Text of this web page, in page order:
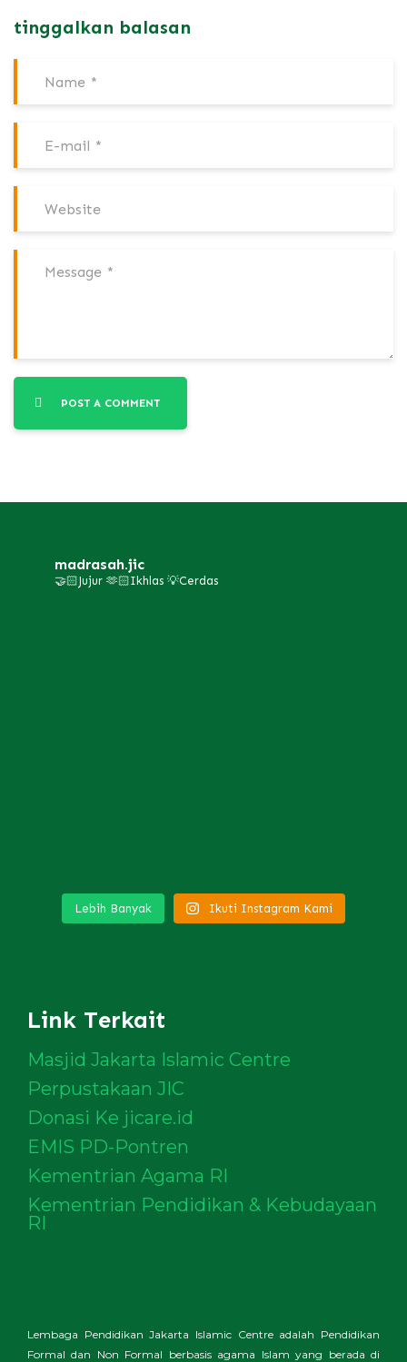
tinggalkan balasan
POST A COMMENT
madrasah.jic
🤝🏻Jujur 🫶🏻Ikhlas 💡Cerdas
Lebih Banyak Ikuti Instagram Kami
Lembaga Pendidikan Jakarta Islamic Centre adalah Pendidikan
Formal dan Non Formal berbasis agama Islam yang berada di
Link Terkait
Masjid Jakarta Islamic Centre
Perpustakaan JIC
Donasi Ke jicare.id
EMIS PD-Pontren
Kementrian Agama RI
Kementrian Pendidikan & Kebudayaan
RI